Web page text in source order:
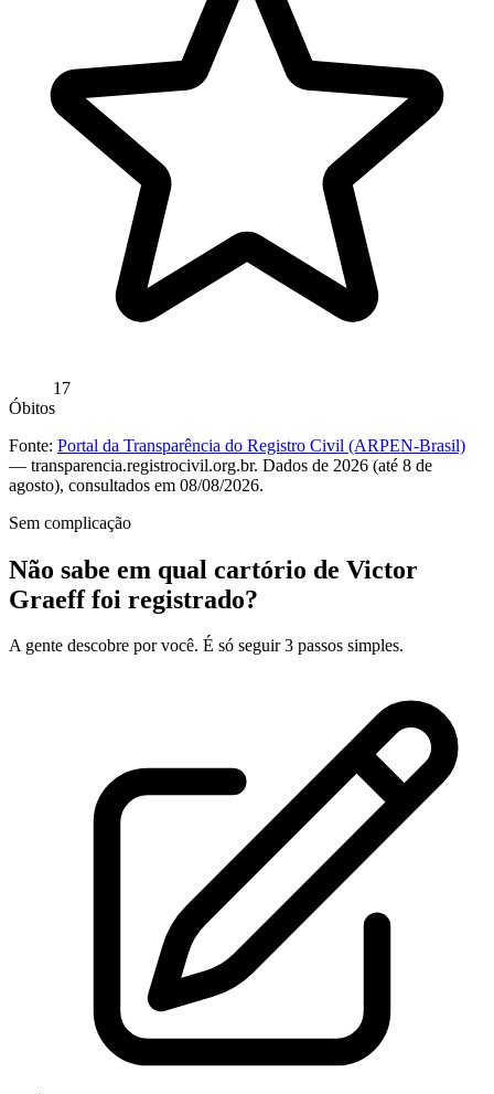
17
Óbitos
Fonte: Portal da Transparência do Registro Civil (ARPEN-Brasil)
— transparencia.registrocivil.org.br. Dados de 2026 (até 8 de
agosto), consultados em 08/08/2026.
Sem complicação
Não sabe em qual cartório de Victor
Graeff foi registrado?
A gente descobre por você. É só seguir 3 passos simples.